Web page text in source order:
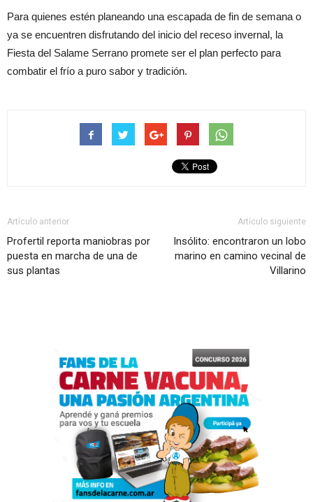
Para quienes estén planeando una escapada de fin de semana o
ya se encuentren disfrutando del inicio del receso invernal, la
Fiesta del Salame Serrano promete ser el plan perfecto para
combatir el frío a puro sabor y tradición.
Artículo anterior
Profertil reporta maniobras por
puesta en marcha de una de
sus plantas
Artículo siguiente
Insólito: encontraron un lobo
marino en camino vecinal de
Villarino